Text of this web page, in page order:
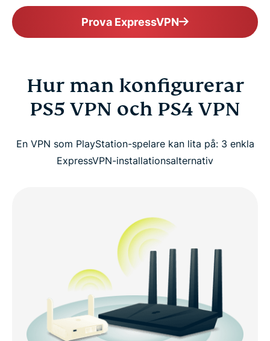
Prova ExpressVPN
Hur man konfigurerar
PS5 VPN och PS4 VPN
En VPN som PlayStation-spelare kan lita på: 3 enkla
ExpressVPN-installationsalternativ